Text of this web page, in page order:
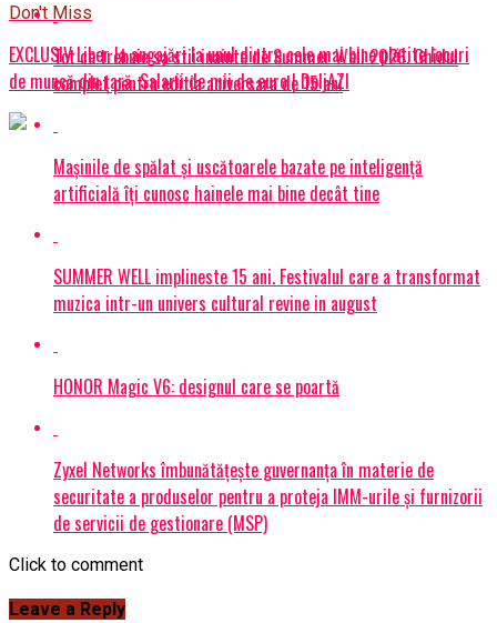
Don't Miss
EXCLUSIV Liber la angajări la unul dintre cele mai bine plătite locuri
de muncă din țară. Salarii de mii de euro | DoljAZI
Tot ce trebuie sa stii inainte de Summer Well 2026. Ghidul
complet pentru editia aniversara de 15 ani
Mașinile de spălat și uscătoarele bazate pe inteligență
artificială îți cunosc hainele mai bine decât tine
SUMMER WELL implineste 15 ani. Festivalul care a transformat
muzica intr-un univers cultural revine in august
HONOR Magic V6: designul care se poartă
Zyxel Networks îmbunătățește guvernanța în materie de
securitate a produselor pentru a proteja IMM-urile și furnizorii
de servicii de gestionare (MSP)
Click to comment
Leave a Reply